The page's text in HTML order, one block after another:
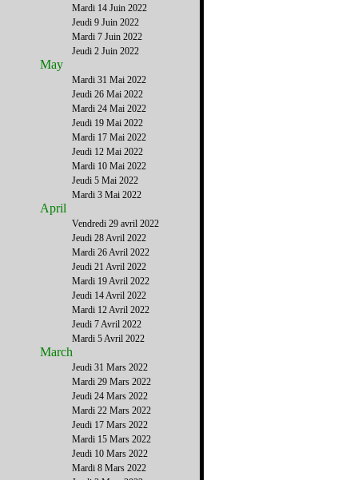
Mardi 14 Juin 2022
Jeudi 9 Juin 2022
Mardi 7 Juin 2022
Jeudi 2 Juin 2022
May
Mardi 31 Mai 2022
Jeudi 26 Mai 2022
Mardi 24 Mai 2022
Jeudi 19 Mai 2022
Mardi 17 Mai 2022
Jeudi 12 Mai 2022
Mardi 10 Mai 2022
Jeudi 5 Mai 2022
Mardi 3 Mai 2022
April
Vendredi 29 avril 2022
Jeudi 28 Avril 2022
Mardi 26 Avril 2022
Jeudi 21 Avril 2022
Mardi 19 Avril 2022
Jeudi 14 Avril 2022
Mardi 12 Avril 2022
Jeudi 7 Avril 2022
Mardi 5 Avril 2022
March
Jeudi 31 Mars 2022
Mardi 29 Mars 2022
Jeudi 24 Mars 2022
Mardi 22 Mars 2022
Jeudi 17 Mars 2022
Mardi 15 Mars 2022
Jeudi 10 Mars 2022
Mardi 8 Mars 2022